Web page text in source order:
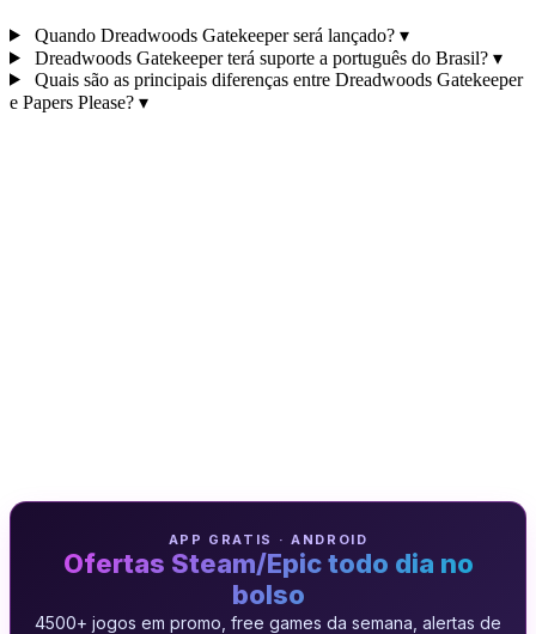
Quando Dreadwoods Gatekeeper será lançado? ▾
Dreadwoods Gatekeeper terá suporte a português do Brasil? ▾
Quais são as principais diferenças entre Dreadwoods Gatekeeper
e Papers Please? ▾
APP GRATIS · ANDROID
Ofertas Steam/Epic todo dia no
bolso
4500+ jogos em promo, free games da semana, alertas de